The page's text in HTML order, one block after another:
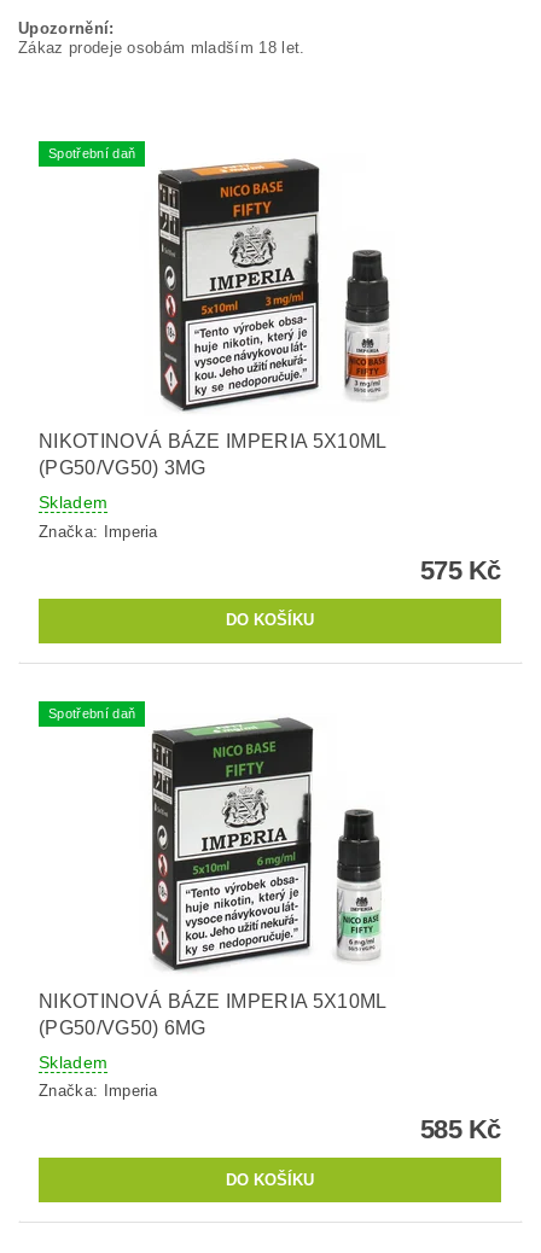
Upozornění:
Zákaz prodeje osobám mladším 18 let.
Spotřební daň
NIKOTINOVÁ BÁZE IMPERIA 5X10ML
(PG50/VG50) 3MG
Skladem
Značka: Imperia
575 Kč
Spotřební daň
NIKOTINOVÁ BÁZE IMPERIA 5X10ML
(PG50/VG50) 6MG
Skladem
Značka: Imperia
585 Kč